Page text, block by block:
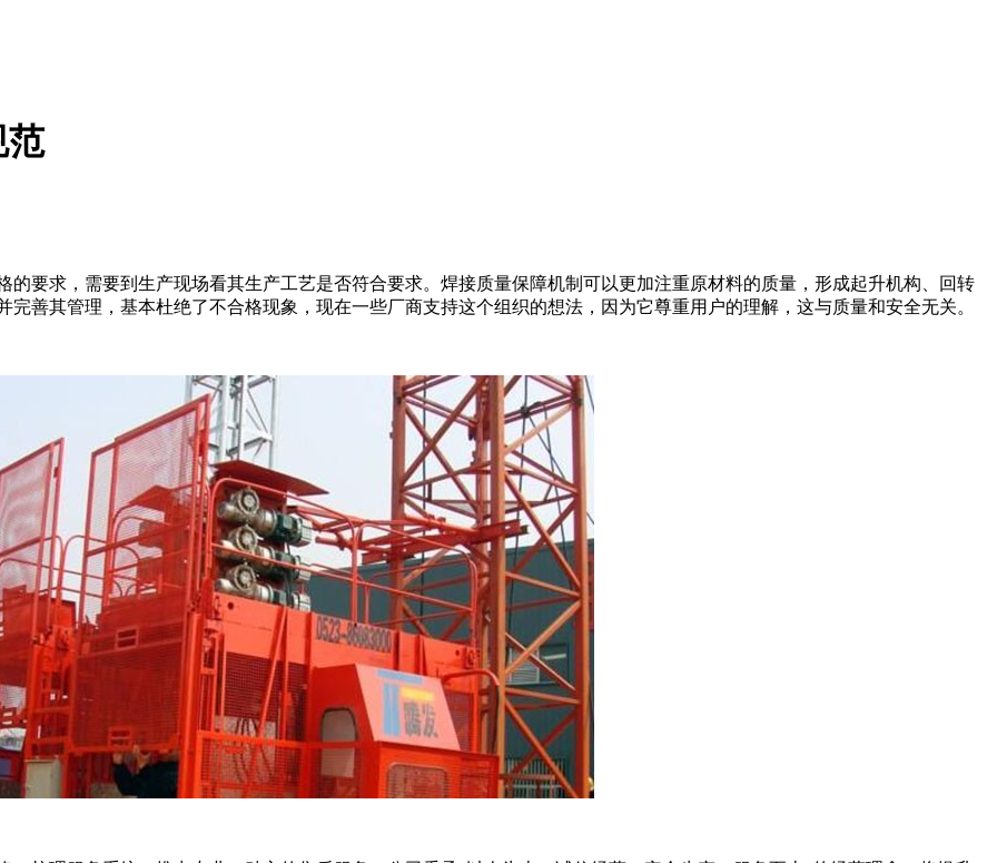
范
的要求，需要到生产现场看其生产工艺是否符合要求。焊接质量保障机制可以更加注重原材料的质量，形成起升机构、回转
善其管理，基本杜绝了不合格现象，现在一些厂商支持这个组织的想法，因为它尊重用户的理解，这与质量和安全无关。